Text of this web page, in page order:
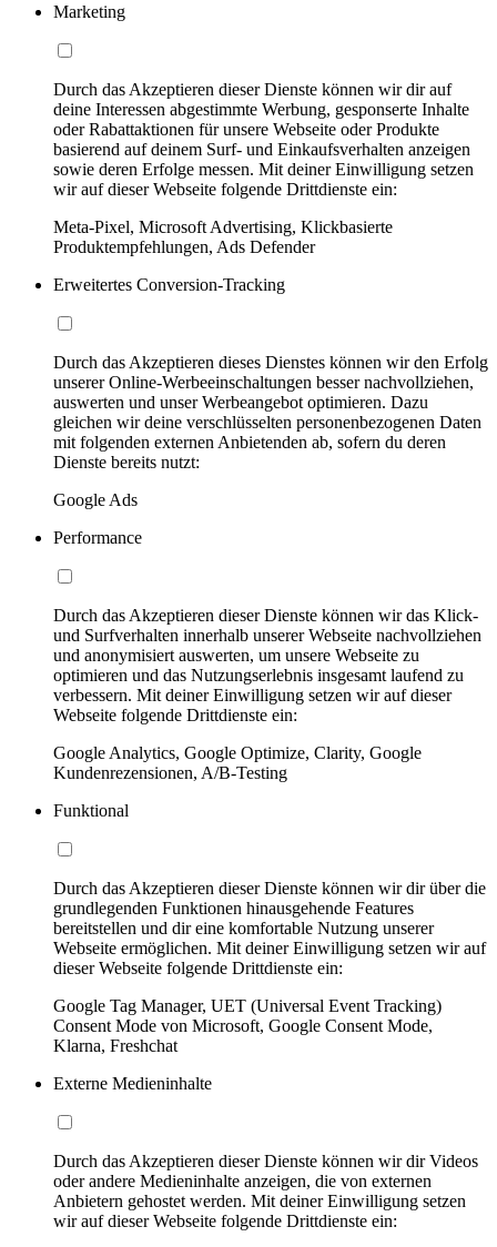
Marketing
Durch das Akzeptieren dieser Dienste können wir dir auf
deine Interessen abgestimmte Werbung, gesponserte Inhalte
oder Rabattaktionen für unsere Webseite oder Produkte
basierend auf deinem Surf- und Einkaufsverhalten anzeigen
sowie deren Erfolge messen. Mit deiner Einwilligung setzen
wir auf dieser Webseite folgende Drittdienste ein:
Meta-Pixel, Microsoft Advertising, Klickbasierte
Produktempfehlungen, Ads Defender
Erweitertes Conversion-Tracking
Durch das Akzeptieren dieses Dienstes können wir den Erfolg
unserer Online-Werbeeinschaltungen besser nachvollziehen,
auswerten und unser Werbeangebot optimieren. Dazu
gleichen wir deine verschlüsselten personenbezogenen Daten
mit folgenden externen Anbietenden ab, sofern du deren
Dienste bereits nutzt:
Google Ads
Performance
Durch das Akzeptieren dieser Dienste können wir das Klick-
und Surfverhalten innerhalb unserer Webseite nachvollziehen
und anonymisiert auswerten, um unsere Webseite zu
optimieren und das Nutzungserlebnis insgesamt laufend zu
verbessern. Mit deiner Einwilligung setzen wir auf dieser
Webseite folgende Drittdienste ein:
Google Analytics, Google Optimize, Clarity, Google
Kundenrezensionen, A/B-Testing
Funktional
Durch das Akzeptieren dieser Dienste können wir dir über die
grundlegenden Funktionen hinausgehende Features
bereitstellen und dir eine komfortable Nutzung unserer
Webseite ermöglichen. Mit deiner Einwilligung setzen wir auf
dieser Webseite folgende Drittdienste ein:
Google Tag Manager, UET (Universal Event Tracking)
Consent Mode von Microsoft, Google Consent Mode,
Klarna, Freshchat
Externe Medieninhalte
Durch das Akzeptieren dieser Dienste können wir dir Videos
oder andere Medieninhalte anzeigen, die von externen
Anbietern gehostet werden. Mit deiner Einwilligung setzen
wir auf dieser Webseite folgende Drittdienste ein: